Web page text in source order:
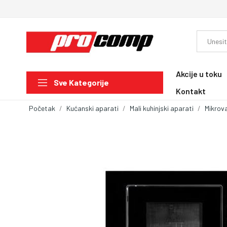
Sve Kategorije
Akcije u toku
Kontakt
Početak Kućanski aparati Mali kuhinjski aparati